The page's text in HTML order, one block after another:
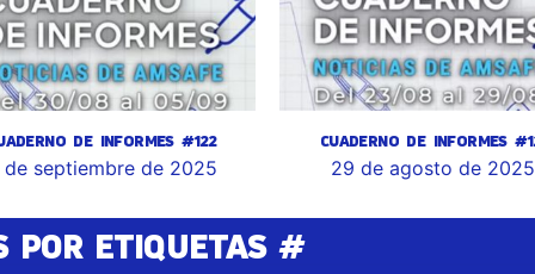
DE INFORMES #122
septiembre de 2025
CUADERNO DE INFORMES
29 de agosto de 2025
POR ETIQUETAS #